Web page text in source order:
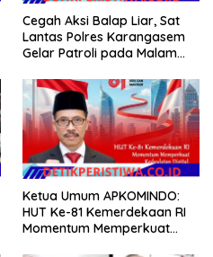
Cegah Aksi Balap Liar, Sat
Lantas Polres Karangasem
Gelar Patroli pada Malam
Ketua Umum APKOMINDO:
HUT Ke-81 Kemerdekaan RI
Momentum Memperkuat